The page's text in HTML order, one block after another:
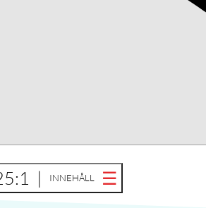
| INNEHÅLL